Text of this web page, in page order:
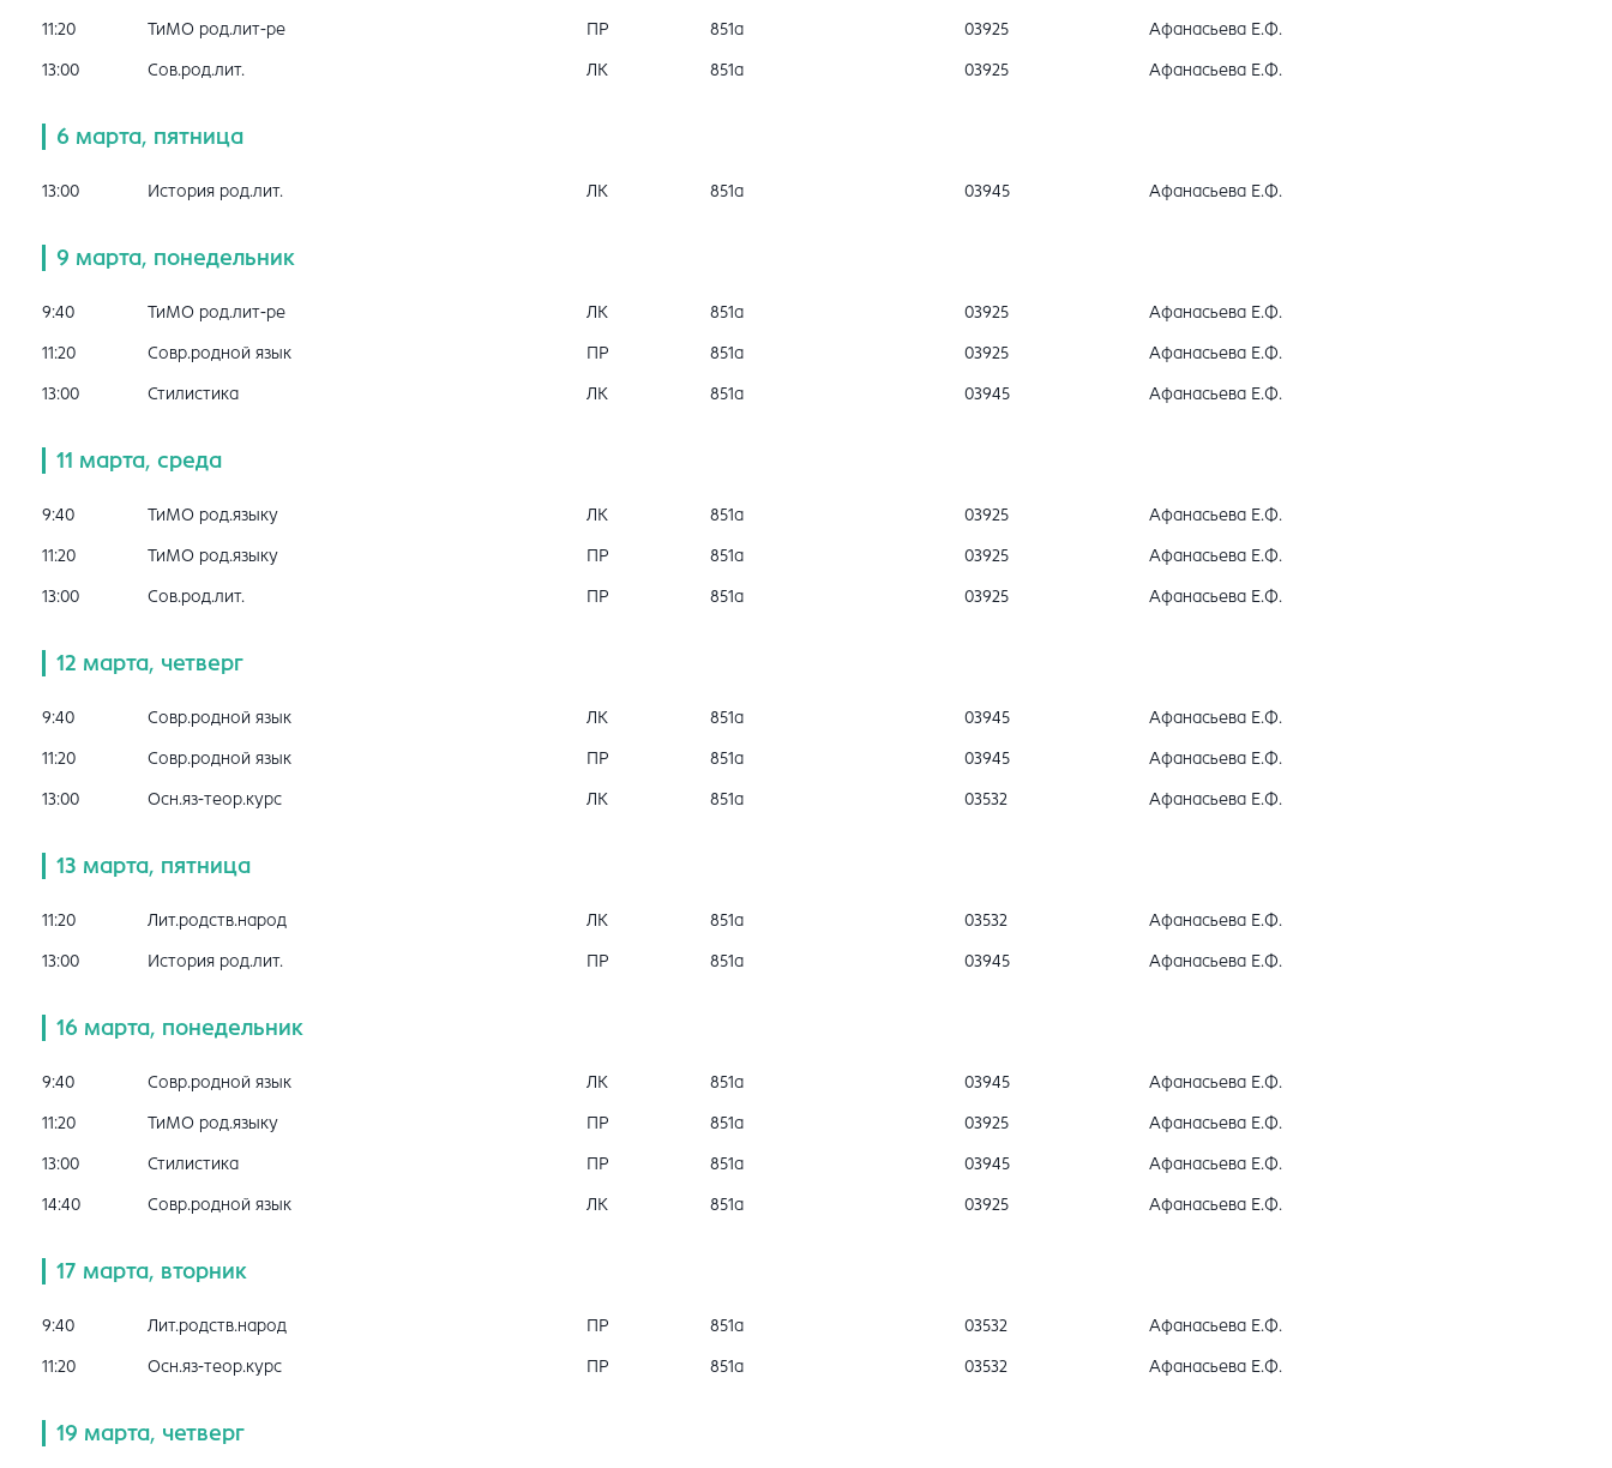
11:20 ТиМО род.лит-ре ПР 851а 03925 Афанасьева Е.Ф.
13:00 Сов.род.лит. ЛК 851а 03925 Афанасьева Е.Ф.
6 марта, пятница
13:00 История род.лит. ЛК 851а 03945 Афанасьева Е.Ф.
9 марта, понедельник
9:40 ТиМО род.лит-ре ЛК 851а 03925 Афанасьева Е.Ф.
11:20 Совр.родной язык ПР 851а 03925 Афанасьева Е.Ф.
13:00 Стилистика ЛК 851а 03945 Афанасьева Е.Ф.
11 марта, среда
9:40 ТиМО род.языку ЛК 851а 03925 Афанасьева Е.Ф.
11:20 ТиМО род.языку ПР 851а 03925 Афанасьева Е.Ф.
13:00 Сов.род.лит. ПР 851а 03925 Афанасьева Е.Ф.
12 марта, четверг
9:40 Совр.родной язык ЛК 851а 03945 Афанасьева Е.Ф.
11:20 Совр.родной язык ПР 851а 03945 Афанасьева Е.Ф.
13:00 Осн.яз-теор.курс ЛК 851а 03532 Афанасьева Е.Ф.
13 марта, пятница
11:20 Лит.родств.народ ЛК 851а 03532 Афанасьева Е.Ф.
13:00 История род.лит. ПР 851а 03945 Афанасьева Е.Ф.
16 марта, понедельник
9:40 Совр.родной язык ЛК 851а 03945 Афанасьева Е.Ф.
11:20 ТиМО род.языку ПР 851а 03925 Афанасьева Е.Ф.
13:00 Стилистика ПР 851а 03945 Афанасьева Е.Ф.
14:40 Совр.родной язык ЛК 851а 03925 Афанасьева Е.Ф.
17 марта, вторник
9:40 Лит.родств.народ ПР 851а 03532 Афанасьева Е.Ф.
11:20 Осн.яз-теор.курс ПР 851а 03532 Афанасьева Е.Ф.
19 марта, четверг